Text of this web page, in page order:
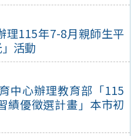
理115年7-8月親師生平
活動
中心辦理教育部「115
績優徵選計畫」本市初